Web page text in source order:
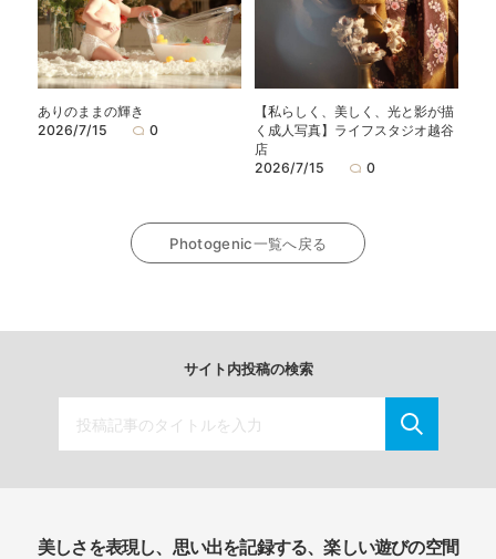
ありのままの輝き
2026/7/15
0
【私らしく、美しく、光と影が描
く成人写真】ライフスタジオ越谷
店
2026/7/15
0
Photogenic一覧へ戻る
サイト内投稿の検索
美しさを表現し、思い出を記録する、楽しい遊びの空間